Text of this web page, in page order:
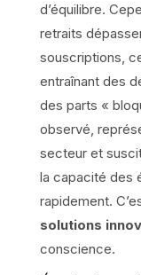
d’équilibre.
retraits
souscriptions,
entraînant des
des parts «
observé,
secteur et
la capacité des
rapidement.
solutions
conscience.